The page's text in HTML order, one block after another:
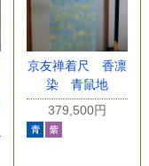
京友禅着尺 香凛
染 青鼠地
379,500円